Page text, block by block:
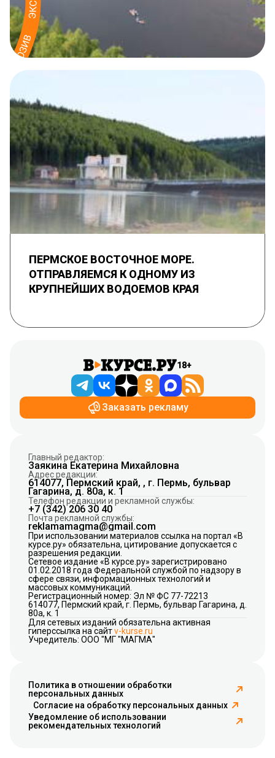
ПЕРМСКОЕ ВОСТОЧНОЕ МОРЕ.
ОТПРАВЛЯЕМСЯ К ОДНОМУ ИЗ
КРУПНЕЙШИХ ВОДОЕМОВ КРАЯ
18+
Заказать рекламу
Главный редактор:
Заякина Екатерина Михайловна
Адрес редакции:
614077, Пермский край, , г. Пермь, бульвар
Гагарина, д. 80а, к. 1
Телефон редакции и рекламной службы:
+7 (342) 206 30 40
Почта рекламной службы:
reklamamagma@gmail.com
При использовании материалов ссылка на портал «В
курсе.ру» обязательна, цитирование допускается с
разрешения редакции.
Сетевое издание «В курсе.ру» зарегистрировано
01.02.2018 года Федеральной службой по надзору в
сфере связи, информационных технологий и
массовых коммуникаций.
Регистрационный номер: Эл № ФС 77-72213
614077, Пермский край, г. Пермь, бульвар Гагарина, д.
80а, к. 1
Для сетевых изданий обязательна активная
гиперссылка на сайтv-kurse.ru
Учредитель: ООО "МГ "МАГМА"
Политика в отношении обработки
персональных данных
Согласие на обработку персональных данных
Уведомление об использовании
рекомендательных технологий